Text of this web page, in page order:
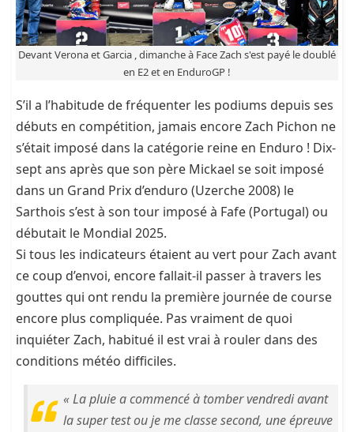
Devant Verona et Garcia , dimanche à Face Zach s'est payé le doublé
en E2 et en EnduroGP !
S’il a l’habitude de fréquenter les podiums depuis ses
débuts en compétition, jamais encore Zach Pichon ne
s’était imposé dans la catégorie reine en Enduro ! Dix-
sept ans après que son père Mickael se soit imposé
dans un Grand Prix d’enduro (Uzerche 2008) le
Sarthois s’est à son tour imposé à Fafe (Portugal) ou
débutait le Mondial 2025.
Si tous les indicateurs étaient au vert pour Zach avant
ce coup d’envoi, encore fallait-il passer à travers les
gouttes qui ont rendu la première journée de course
encore plus compliquée. Pas vraiment de quoi
inquiéter Zach, habitué il est vrai à rouler dans des
conditions météo difficiles.
« La pluie a commencé à tomber vendredi avant
la super test ou je me classe second, une épreuve